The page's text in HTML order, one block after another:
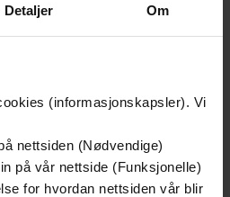
Detaljer Om
(informasjonskapsler). Vi
nettsiden (Nødvendige)
på vår nettside (Funksjonelle)
for hvordan nettsiden vår blir
Premium